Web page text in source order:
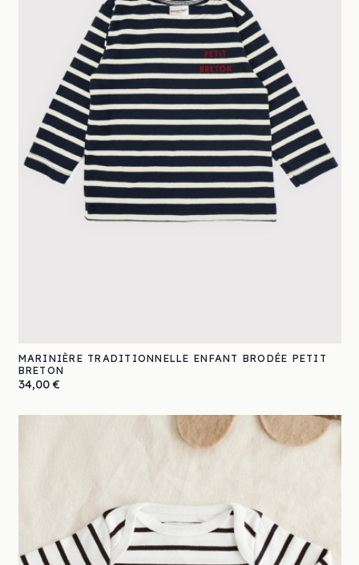
MARINIÈRE TRADITIONNELLE ENFANT BRODÉE PETIT
BRETON
Prix
34,00 €